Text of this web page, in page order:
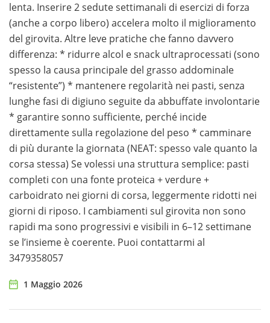
lenta. Inserire 2 sedute settimanali di esercizi di forza
(anche a corpo libero) accelera molto il miglioramento
del girovita. Altre leve pratiche che fanno davvero
differenza: * ridurre alcol e snack ultraprocessati (sono
spesso la causa principale del grasso addominale
“resistente”) * mantenere regolarità nei pasti, senza
lunghe fasi di digiuno seguite da abbuffate involontarie
* garantire sonno sufficiente, perché incide
direttamente sulla regolazione del peso * camminare
di più durante la giornata (NEAT: spesso vale quanto la
corsa stessa) Se volessi una struttura semplice: pasti
completi con una fonte proteica + verdure +
carboidrato nei giorni di corsa, leggermente ridotti nei
giorni di riposo. I cambiamenti sul girovita non sono
rapidi ma sono progressivi e visibili in 6–12 settimane
se l’insieme è coerente. Puoi contattarmi al
3479358057
1 Maggio 2026